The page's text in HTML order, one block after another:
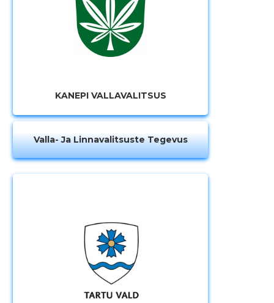
KANEPI VALLAVALITSUS
Valla- Ja Linnavalitsuste Tegevus